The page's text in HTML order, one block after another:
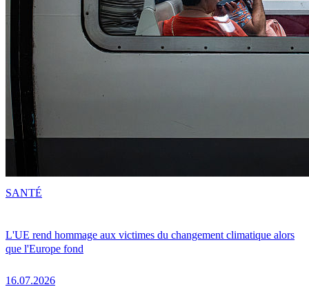
L'UE rend hommage aux victimes du changement climatique alors
que l'Europe fond
16.07.2026
SANTÉ